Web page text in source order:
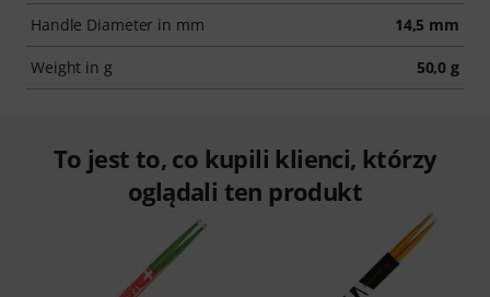
Handle Diameter in mm 14,5 mm
Weight in g 50,0 g
To jest to, co kupili klienci, którzy
oglądali ten produkt